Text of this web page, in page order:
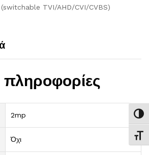
TVI/AHD/CVI/CVBS)
2mp
Όχι